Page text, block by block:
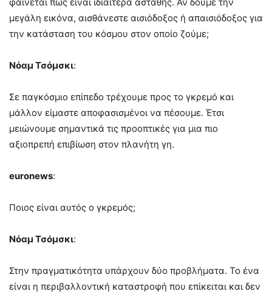
μεγάλη εικόνα, αισθάνεστε αισιόδοξος ή απαισιόδοξος για
την κατάσταση του κόσμου στον οποίο ζούμε;
Νόαμ Τσόμσκι:
Σε παγκόσμιο επίπεδο τρέχουμε προς το γκρεμό και
μάλλον είμαστε αποφασισμένοι να πέσουμε. Έτσι
μειώνουμε σημαντικά τις προοπτικές για μια πιο
αξιοπρεπή επιβίωση στον πλανήτη γη.
euronews:
Ποιος είναι αυτός ο γκρεμός;
Νόαμ Τσόμσκι:
Στην πραγματικότητα υπάρχουν δύο προβλήματα. Το ένα
είναι η περιβαλλοντική καταστροφή που επίκειται και δεν